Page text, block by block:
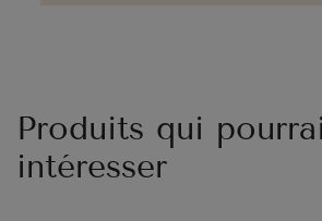
Produits qui
intéresser